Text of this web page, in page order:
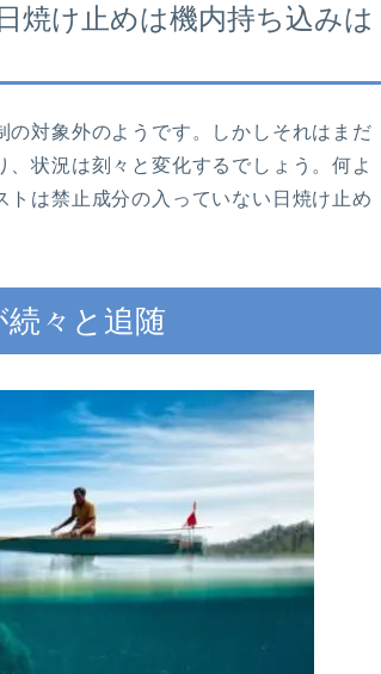
焼け止めは機内持ち込みは
対象外のようです。しかしそれはまだ
状況は刻々と変化するでしょう。何よ
は禁止成分の入っていない日焼け止め
々と追随